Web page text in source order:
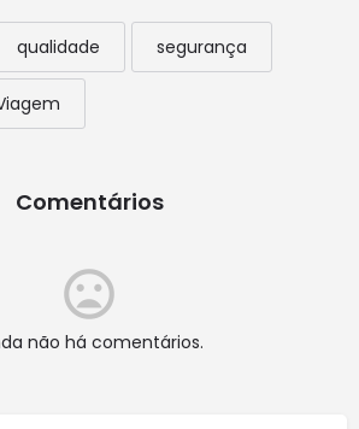
qualidade segurança
Comentários
não há comentários.